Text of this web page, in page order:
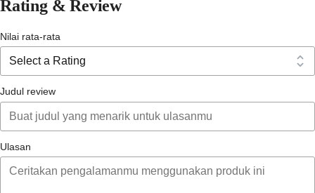
antiseptik
Rating & Review
Nilai rata-rata
Judul review
Ulasan